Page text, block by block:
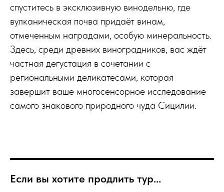
спуститесь в эксклюзивную винодельню, где
вулканическая почва придаёт винам,
отмеченным наградами, особую минеральность.
Здесь, среди древних виноградников, вас ждёт
частная дегустация в сочетании с
региональными деликатесами, которая
завершит ваше многосенсорное исследование
самого знакового природного чуда Сицилии.
Если вы хотите продлить тур...